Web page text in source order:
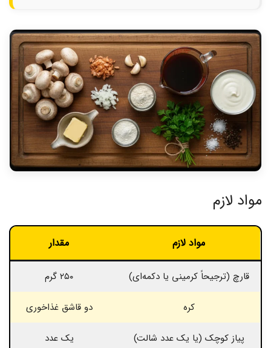
مواد لازم
مواد لازم مقدار
قارچ (ترجیحاً کرمینی یا دکمه‌ای) ۲۵۰ گرم
کره دو قاشق غذاخوری
پیاز کوچک (یا یک عدد شالت) یک عدد